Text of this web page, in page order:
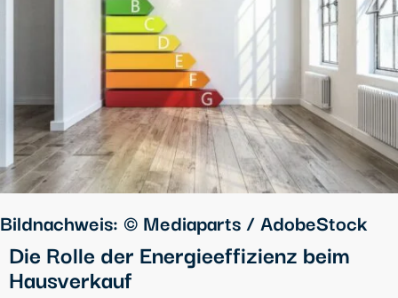
Bildnachweis: © Mediaparts / AdobeStock
Die Rolle der Energieeffizienz beim
Hausverkauf